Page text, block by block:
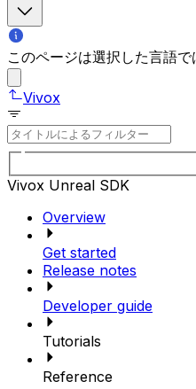
このページは選択した言語で
Vivox
Vivox Unreal SDK
Overview
Get started
Release notes
Developer guide
Tutorials
Reference